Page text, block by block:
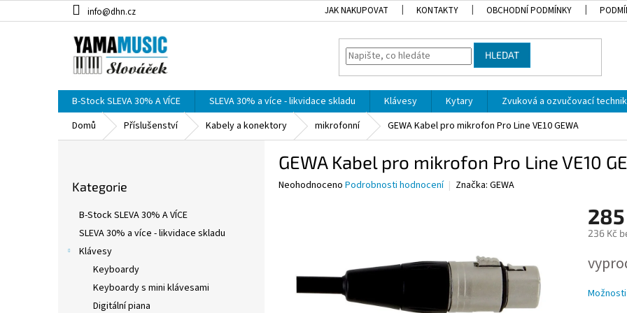
na
info@dhn.cz JAK NAKUPOVAT KONTAKTY OBCHODNÍ PODMÍNKY
HLEDAT
B-Stock SLEVA 30% A VÍCE SLEVA 30% a více - likvidace skladu Klávesy Kytary Zvuková a ozvučovací
Domů
Příslušenství Kabely a konektory mikrofonní GEWA Kabel pro mikrofon Pro Line VE10 GEWA
kategorie
Kategorie
B-Stock SLEVA 30% A VÍCE
SLEVA 30% a více - likvidace skladu
Klávesy
Keyboardy
Keyboardy s mini klávesami
Digitální piana
GEWA Kabel pro mikrofon Pro Line VE10
Průměrné
hvězdiček.
Neohodnoceno Podrobnosti hodnocení Značka: GEWA
236 Kč
cena: